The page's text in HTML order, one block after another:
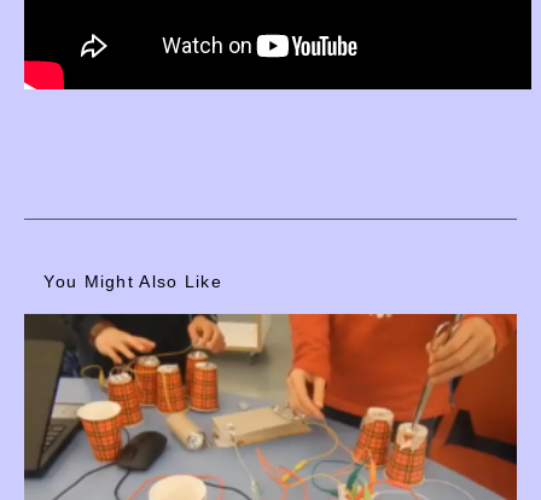
You Might Also Like